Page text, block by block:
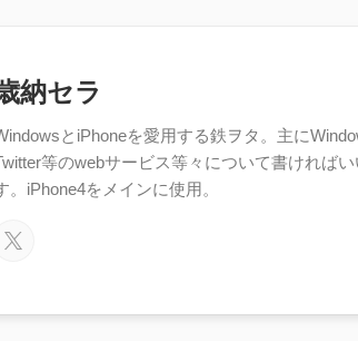
納セラ
とiPhoneを愛用する鉄ヲタ。主に
等のwebサービス等々について書ければ
。iPhone4をメインに使用。